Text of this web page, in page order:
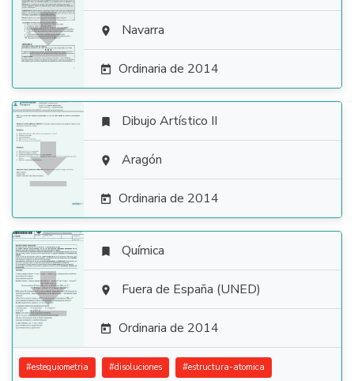
  Navarra
 Ordinaria de 2014

 Dibujo Artístico II
 Aragón
 Ordinaria de 2014

 Química
 Fuera de España (UNED)
 Ordinaria de 2014
#estequiometria #disoluciones #estructura-atomica